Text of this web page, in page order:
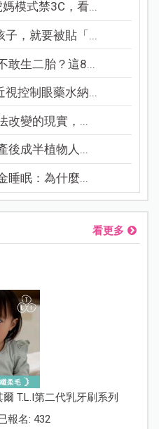
模式禁3C，看...
子，就要被貼「...
敢生二胎？這8...
視控制眼藥水納...
改變的現實，...
後成半植物人...
睡眠：為什麼...
看更多
T.L.I第二代乳牙刷系列
報名: 432